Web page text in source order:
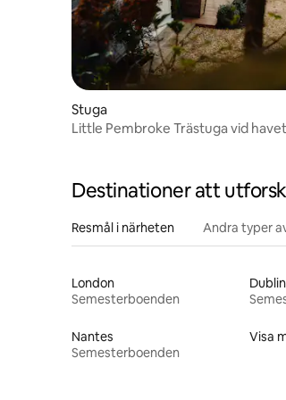
Stuga
Little Pembroke Trästuga vid
Destinationer att
Resmål i närheten Andra typer
London
Semesterboenden
Dublin
Nantes
Semesterboenden
Visa